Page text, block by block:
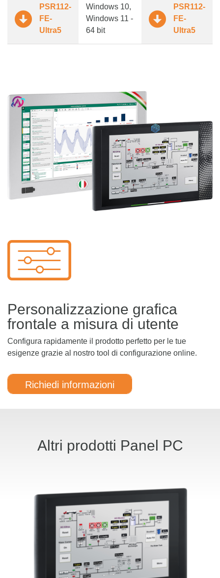
PSR112-
FE-
Ultra5
Windows 10,
Windows 11 -
64 bit
PSR112-
FE-
Ultra5
Personalizzazione grafica
frontale a misura di utente
Configura rapidamente il prodotto perfetto per le tue
esigenze grazie al nostro tool di configurazione online.
Richiedi informazioni
Altri prodotti Panel PC